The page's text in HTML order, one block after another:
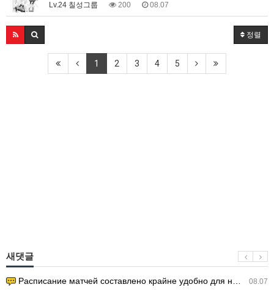
Lv.24 칠성그룹 200 08.07
정렬
1 2 3 4 5
새댓글
08.07
Расписание матчей составлено крайне удобно для нашего часово…